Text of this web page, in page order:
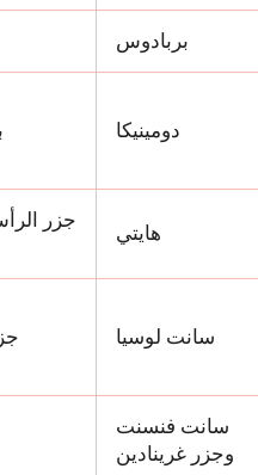
بربادوس
دومينيكا
هايتي
جزر
سانت لوسيا
سانت فنسنت
وجزر غرينادين